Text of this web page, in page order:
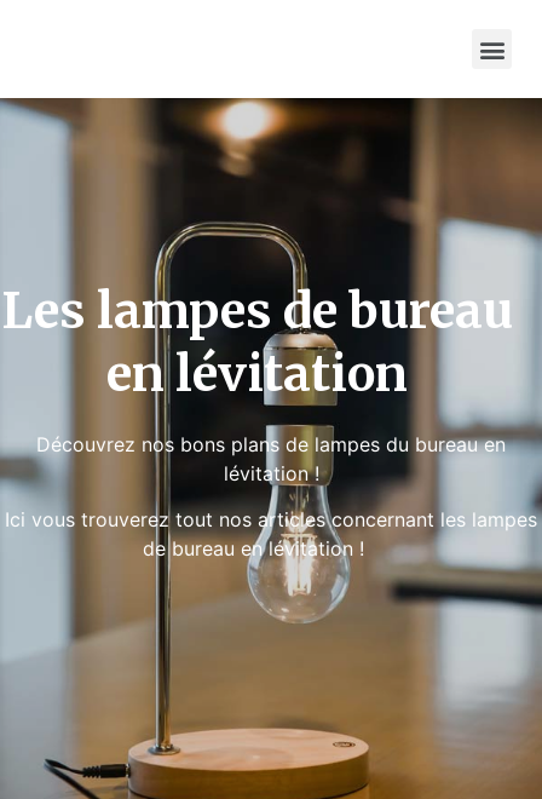
Les lampes de bureau
en lévitation
Découvrez nos bons plans de lampes du bureau en
lévitation !
Ici vous trouverez tout nos articles concernant les lampes
de bureau en lévitation !